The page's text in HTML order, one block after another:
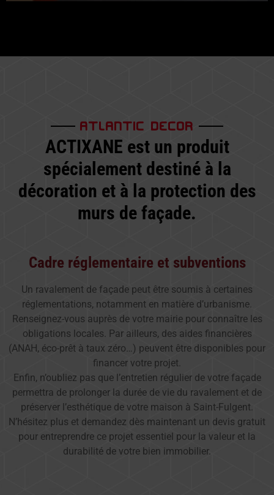
ATLANTIC DECOR
ACTIXANE est un produit
spécialement destiné à la
décoration et à la protection des
murs de façade.
Cadre réglementaire et subventions
Un ravalement de façade peut être soumis à certaines
réglementations, notamment en matière d’urbanisme.
Renseignez-vous auprès de votre mairie pour connaître les
obligations locales. Par ailleurs, des aides financières
(ANAH, éco-prêt à taux zéro…) peuvent être disponibles pour
financer votre projet.
Enfin, n’oubliez pas que l’entretien régulier de votre façade
permettra de prolonger la durée de vie du ravalement et de
préserver l’esthétique de votre maison à Saint-Fulgent.
N’hésitez plus et demandez dès maintenant un devis gratuit
pour entreprendre ce projet essentiel pour la valeur et la
durabilité de votre bien immobilier.